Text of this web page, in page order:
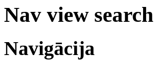
Nav view search
Navigācija